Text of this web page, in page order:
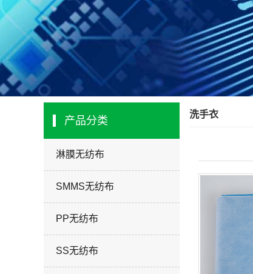
产品分类
淋膜无纺布
SMMS无纺布
PP无纺布
SS无纺布
洗手衣